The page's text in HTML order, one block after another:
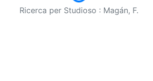
Ricerca per Studioso : Magán, F.